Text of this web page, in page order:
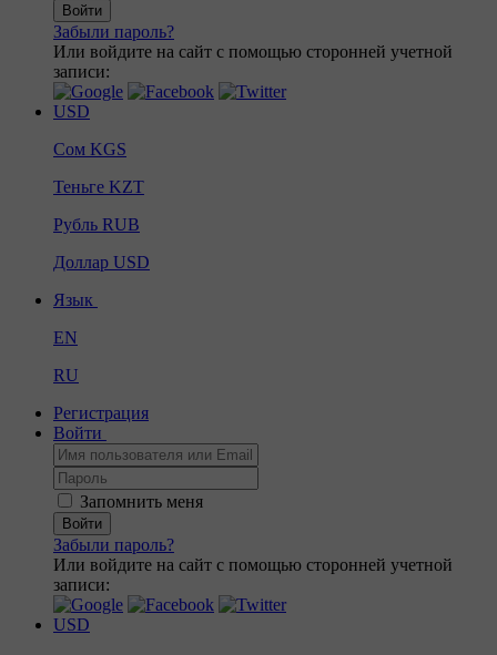
Войти
Забыли пароль?
Или войдите на сайт с помощью сторонней учетной
записи:
USD
Сом KGS
Теньге KZT
Рубль RUB
Доллар USD
Язык
EN
RU
Регистрация
Войти
Запомнить меня
Войти
Забыли пароль?
Или войдите на сайт с помощью сторонней учетной
записи:
USD